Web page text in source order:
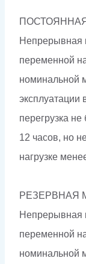
Непрерывная
переменной
номинальной
эксплуатации
перегрузка
12 часов, но
нагрузке
РЕЗЕРВНАЯ
Непрерывная
переменной
номинальной